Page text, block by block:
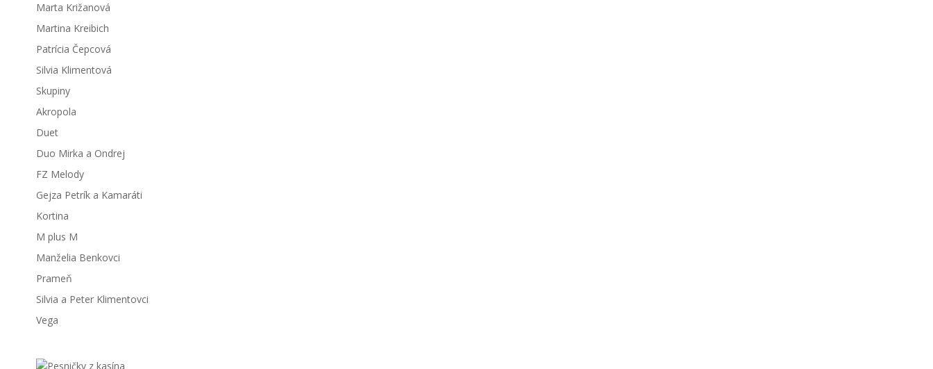
Marta Križanová
Martina Kreibich
Patrícia Čepcová
Silvia Klimentová
Skupiny
Akropola
Duet
Duo Mirka a Ondrej
FZ Melody
Gejza Petrík a Kamaráti
Kortina
M plus M
Manželia Benkovci
Prameň
Silvia a Peter Klimentovci
Vega